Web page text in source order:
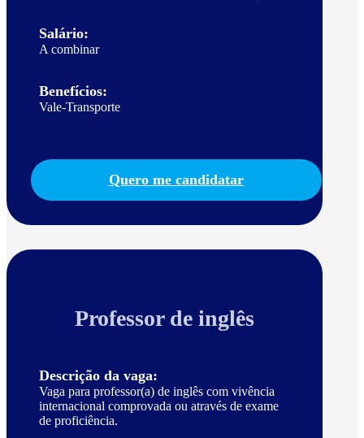
Salário:
A combinar
Benefícios:
Vale-Transporte
Quero me candidatar
Professor de inglês
Descrição da vaga:
Vaga para professor(a) de inglês com vivência
internacional comprovada ou através de exame
de proficiência.